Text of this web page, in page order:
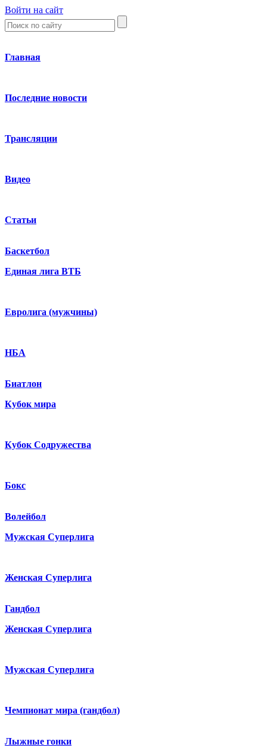
Войти на сайт
Главная
Последние новости
Трансляции
Видео
Статьи
Баскетбол
Единая лига ВТБ
Евролига (мужчины)
НБА
Биатлон
Кубок мира
Кубок Содружества
Бокс
Волейбол
Мужская Суперлига
Женская Суперлига
Гандбол
Женская Суперлига
Мужская Суперлига
Чемпионат мира (гандбол)
Лыжные гонки